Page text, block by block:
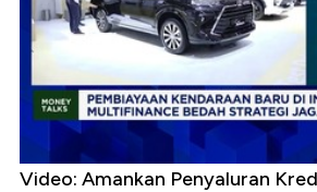
Video: Amankan Penyaluran